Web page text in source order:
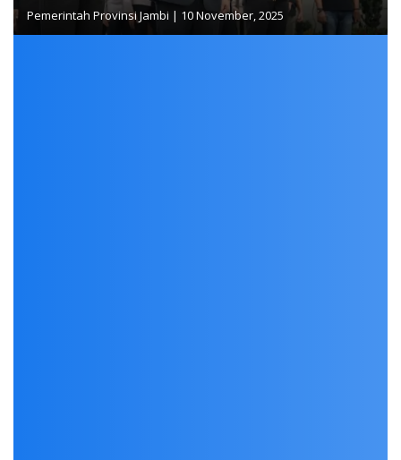
Pemerintah Provinsi Jambi | 10 November, 2025